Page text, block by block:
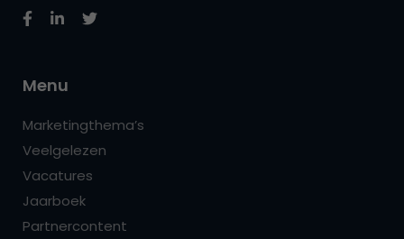
Menu
Marketingthema’s
Veelgelezen
Vacatures
Jaarboek
Partnercontent